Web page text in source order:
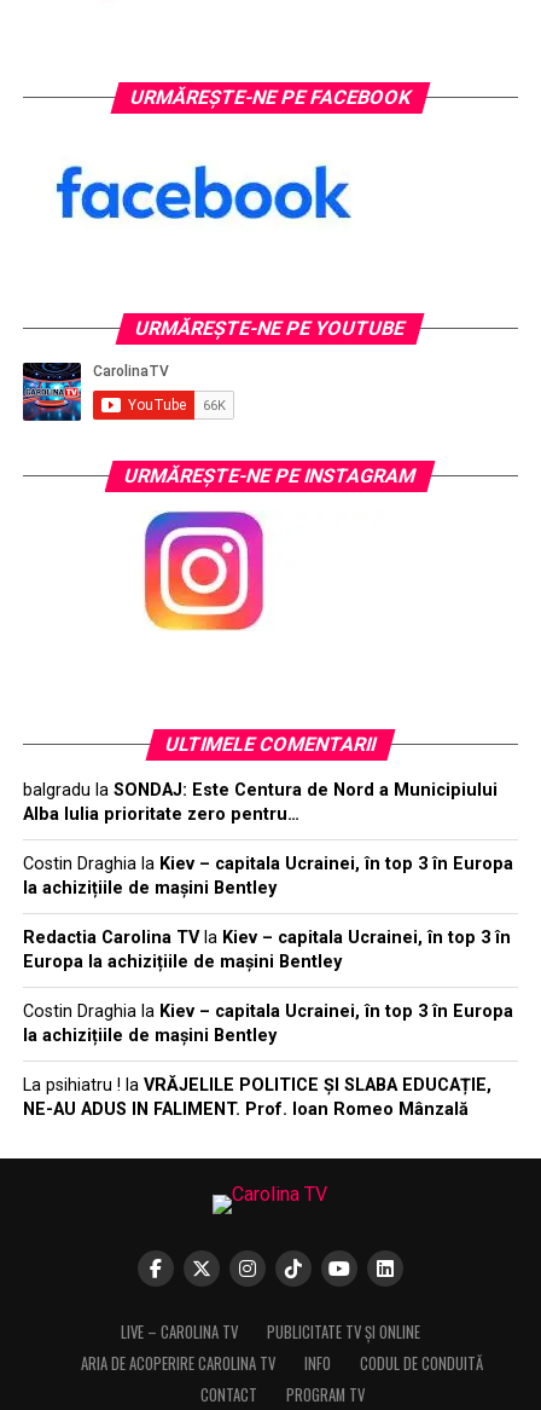
URMĂREȘTE-NE PE FACEBOOK
URMĂREŞTE-NE PE YOUTUBE
URMĂREŞTE-NE PE INSTAGRAM
ULTIMELE COMENTARII
balgradu la SONDAJ: Este Centura de Nord a Municipiului
Alba Iulia prioritate zero pentru…
Costin Draghiala Kiev – capitala Ucrainei, în top 3 în Europa
la achizițiile de mașini Bentley
Redactia Carolina TVla Kiev – capitala Ucrainei, în top 3 în
Europa la achizițiile de mașini Bentley
Costin Draghiala Kiev – capitala Ucrainei, în top 3 în Europa
la achizițiile de mașini Bentley
La psihiatru ! la VRĂJELILE POLITICE ȘI SLABA EDUCAȚIE,
NE-AU ADUS IN FALIMENT. Prof. Ioan Romeo Mânzală
LIVE – CAROLINA TV
PUBLICITATE TV ȘI ONLINE
ARIA DE ACOPERIRE CAROLINA TV
INFO
CODUL DE CONDUITĂ
CONTACT
PROGRAM TV